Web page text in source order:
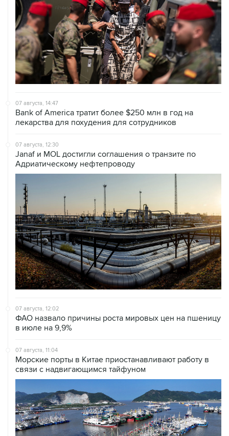
07 августа, 14:47
Bank of America тратит более $250 млн в год на
лекарства для похудения для сотрудников
07 августа, 12:30
Janaf и MOL достигли соглашения о транзите по
Адриатическому нефтепроводу
07 августа, 12:02
ФАО назвало причины роста мировых цен на пшеницу
в июле на 9,9%
07 августа, 11:04
Морские порты в Китае приостанавливают работу в
связи с надвигающимся тайфуном